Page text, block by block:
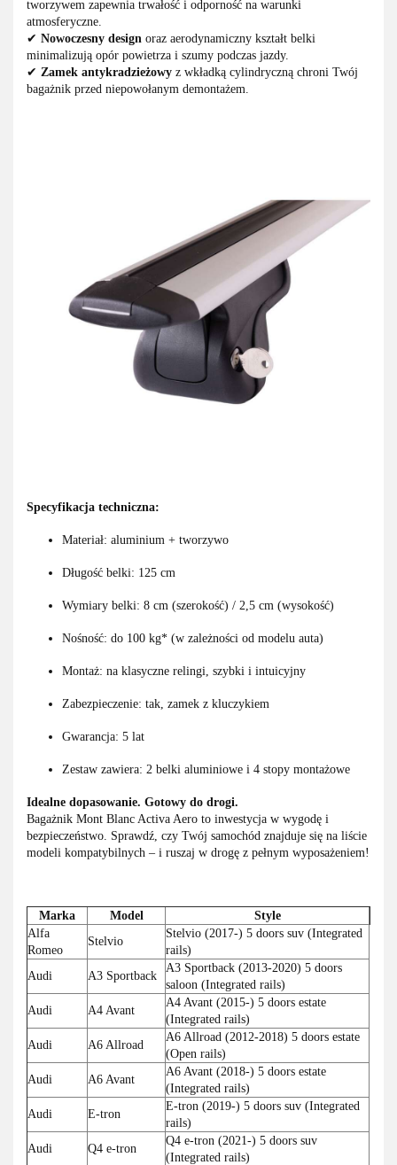
tworzywem zapewnia trwałość i odporność na warunki
atmosferyczne.
✔ Nowoczesny design oraz aerodynamiczny kształt belki
minimalizują opór powietrza i szumy podczas jazdy.
✔ Zamek antykradzieżowy z wkładką cylindryczną chroni Twój
bagażnik przed niepowołanym demontażem.
Specyfikacja techniczna:
Materiał: aluminium + tworzywo
Długość belki: 125 cm
Wymiary belki: 8 cm (szerokość) / 2,5 cm (wysokość)
Nośność: do 100 kg* (w zależności od modelu auta)
Montaż: na klasyczne relingi, szybki i intuicyjny
Zabezpieczenie: tak, zamek z kluczykiem
Gwarancja: 5 lat
Zestaw zawiera: 2 belki aluminiowe i 4 stopy montażowe
Idealne dopasowanie. Gotowy do drogi.
Bagażnik Mont Blanc Activa Aero to inwestycja w wygodę i
bezpieczeństwo. Sprawdź, czy Twój samochód znajduje się na liście
modeli kompatybilnych – i ruszaj w drogę z pełnym wyposażeniem!
Marka Model
Style
Alfa
Romeo
Stelvio
Stelvio (2017-) 5 doors suv (Integrated
rails)
Audi
A3 Sportback
A3 Sportback (2013-2020) 5 doors
saloon (Integrated rails)
Audi
A4 Avant
A4 Avant (2015-) 5 doors estate
(Integrated rails)
Audi
A6 Allroad
A6 Allroad (2012-2018) 5 doors estate
(Open rails)
Audi
A6 Avant
A6 Avant (2018-) 5 doors estate
(Integrated rails)
Audi
E-tron
E-tron (2019-) 5 doors suv (Integrated
rails)
Audi
Q4 e-tron
Q4 e-tron (2021-) 5 doors suv
(Integrated rails)